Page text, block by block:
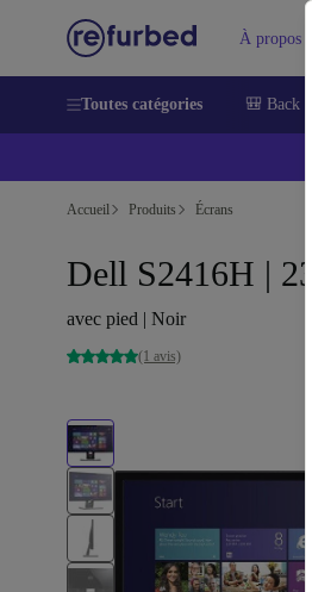
À propos
Toutes catégories 🎒 Back
Accueil Produits Écrans
Dell S2416H |
avec pied | Noir
(1 avis)